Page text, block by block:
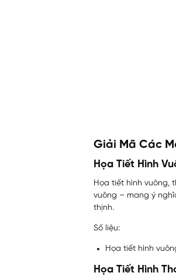
Giải Mã Các
Họa Tiết Hình
Họa tiết hình vuông,
vuông – mang ý
thịnh.
Số liệu:
Họa tiết hình
Họa Tiết Hình